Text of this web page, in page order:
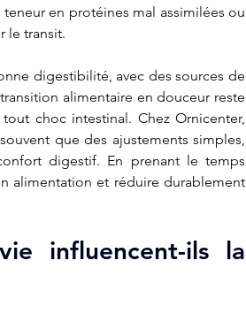
en protéines mal assimilées ou
le transit.
digestibilité, avec des sources de
alimentaire en douceur reste
choc intestinal. Chez Ornicenter,
que des ajustements simples,
digestif. En prenant le temps
alimentation et réduire durablement
influencent-ils la